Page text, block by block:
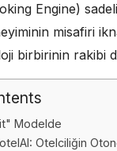
Engine)
misafiri
birbirinin rakibi
Modelde
Otelciliğin